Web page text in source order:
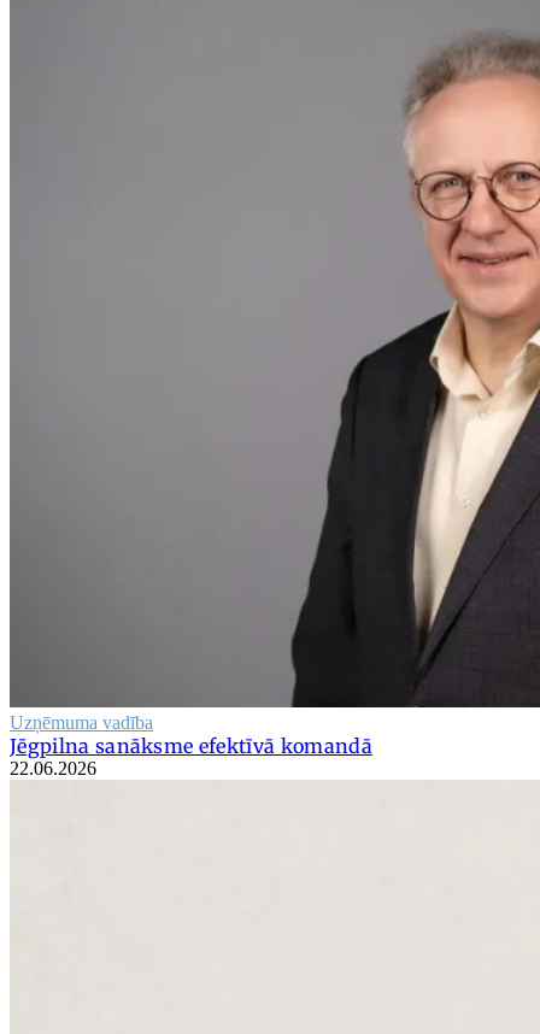
Uzņēmuma vadība
Jēgpilna sanāksme efektīvā komandā
22.06.2026